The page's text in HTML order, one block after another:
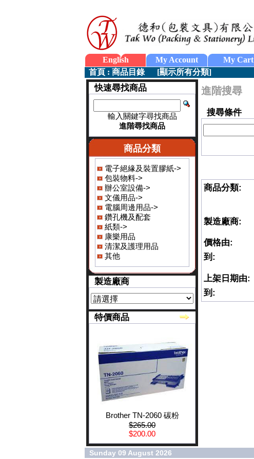
English My Account My Cart
首頁 : 商品目錄[顯示所有分類]
快速尋找商品
輸入關鍵字尋找商品
進階尋找商品
商品分類
電子絕緣及裝置膠紙->
包裝物料->
辦公室設備->
文儀用品->
電腦周邊用品->
鑽孔機及配套
紙類->
康樂用品
清潔及護理用品
其他
製造廠商
特價商品
Brother TN-2060 碳粉
$265.00
$200.00
進階搜尋
搜尋條件
商品分類:
製造廠商:
價格由:
到:
上架日期由:
到:
Sunday 09 August 2026